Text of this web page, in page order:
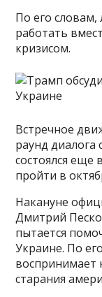
По его словам,
работать
кризисом.
Встречное
раунд диалога
состоялся
пройти в
Накануне
Дмитрий
пытается
Украине. По
воспринимает
старания